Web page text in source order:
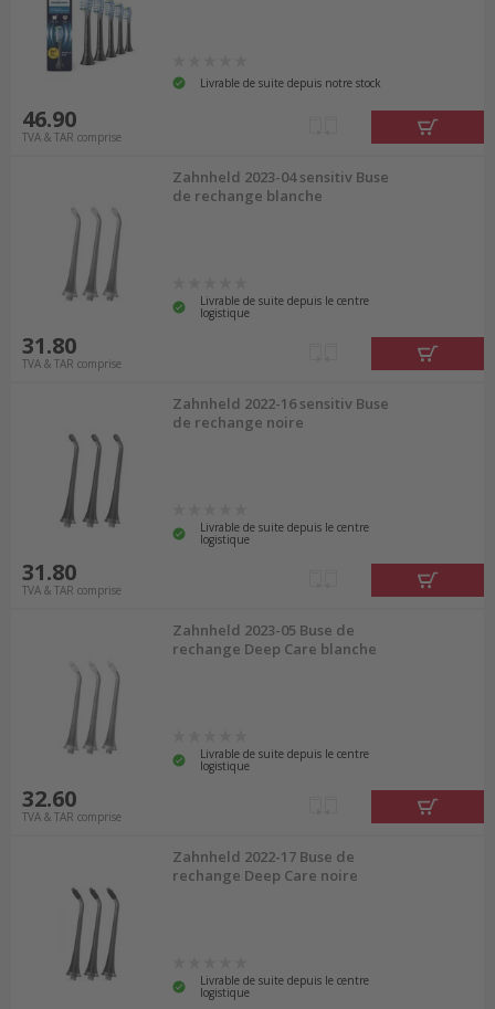
Livrable de suite depuis notre stock
46.90
TVA & TAR comprise
Zahnheld 2023-04 sensitiv Buse
de rechange blanche
Livrable de suite depuis le centre
logistique
31.80
TVA & TAR comprise
Zahnheld 2022-16 sensitiv Buse
de rechange noire
Livrable de suite depuis le centre
logistique
31.80
TVA & TAR comprise
Zahnheld 2023-05 Buse de
rechange Deep Care blanche
Livrable de suite depuis le centre
logistique
32.60
TVA & TAR comprise
Zahnheld 2022-17 Buse de
rechange Deep Care noire
Livrable de suite depuis le centre
logistique